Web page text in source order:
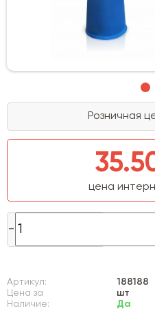
Розничная
цена
Артикул:
188188
Цена за
шт
Наличие:
Да